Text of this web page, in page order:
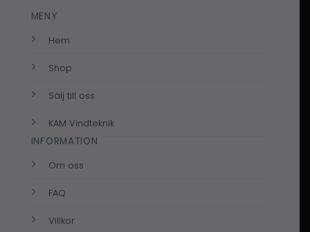
MENY
Hem
Shop
Sälj till oss
KAM Vindteknik
INFORMATION
Om oss
FAQ
Villkor